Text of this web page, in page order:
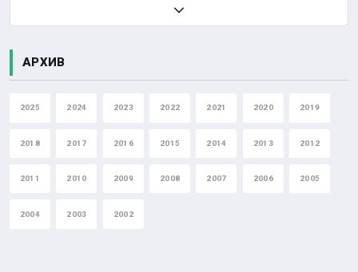
АРХИВ
2025 2024 2023 2022 2021 2020 2019
2018 2017 2016 2015 2014 2013 2012
2011 2010 2009 2008 2007 2006 2005
2004 2003 2002